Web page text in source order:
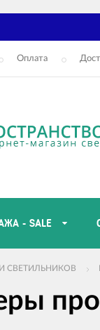
Оплата
- SALE
СВЕТИЛЬНИКОВ